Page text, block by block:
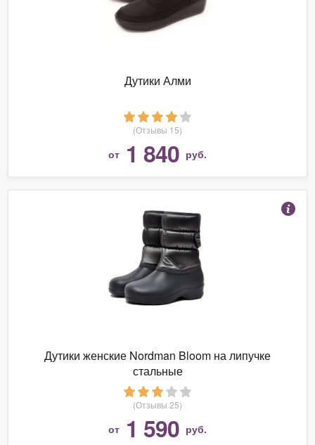
Дутики Алми
(Отзывы 15)
от 1 840 руб.
Дутики женские Nordman Bloom на липучке
стальные
(Отзывы 25)
от 1 590 руб.